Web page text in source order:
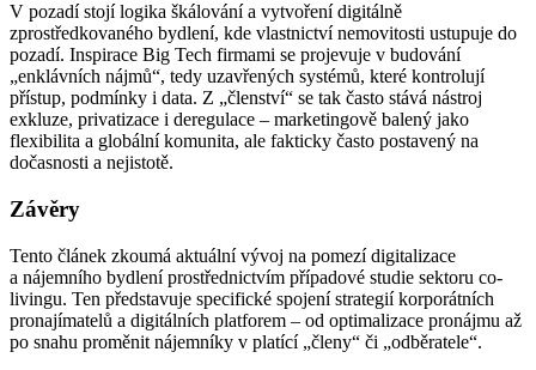
V pozadí stojí logika škálování a vytvoření digitálně
zprostředkovaného bydlení, kde vlastnictví nemovitosti ustupuje do
pozadí. Inspirace Big Tech firmami se projevuje v budování
„enklávních nájmů“, tedy uzavřených systémů, které kontrolují
přístup, podmínky i data. Z „členství“ se tak často stává nástroj
exkluze, privatizace i deregulace – marketingově balený jako
flexibilita a globální komunita, ale fakticky často postavený na
dočasnosti a nejistotě.
Závěry
Tento článek zkoumá aktuální vývoj na pomezí digitalizace
a nájemního bydlení prostřednictvím případové studie sektoru co-
livingu. Ten představuje specifické spojení strategií korporátních
pronajímatelů a digitálních platforem – od optimalizace pronájmu až
po snahu proměnit nájemníky v platící „členy“ či „odběratele“.